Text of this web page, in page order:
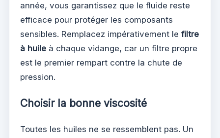
année, vous garantissez que le fluide reste
efficace pour protéger les composants
sensibles. Remplacez impérativement le filtre
à huile à chaque vidange, car un filtre propre
est le premier rempart contre la chute de
pression.
Choisir la bonne viscosité
Toutes les huiles ne se ressemblent pas. Un